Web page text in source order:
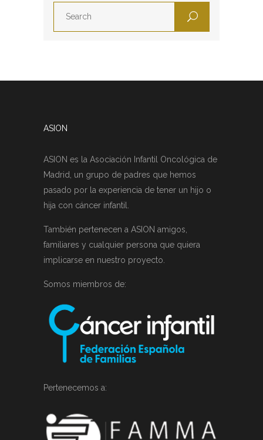
ASION
ASION es la Asociación Infantil Oncológica de
Madrid, un grupo de padres que hemos
pasado por la experiencia de tener un hijo o
hija con cáncer infantil.
También pertenecen a ASION amigos,
familiares y cualquier persona que quiera
implicarse en nuestro proyecto.
Somos miembros de:
Pertenecemos a: